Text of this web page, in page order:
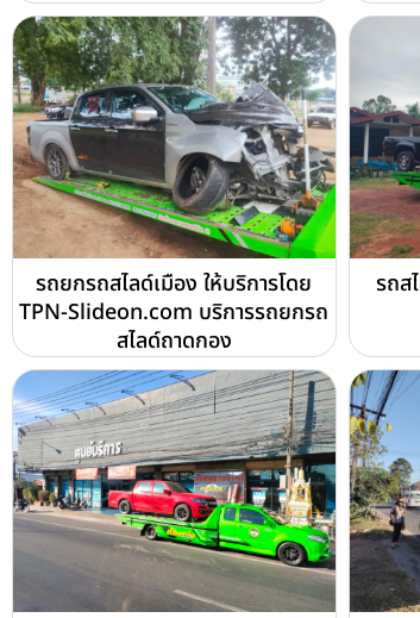
รถยกรถสไลด์เมือง ให้บริการโดย
TPN-Slideon.com บริการรถยกรถ
สไลด์ถาดกอง
รถส